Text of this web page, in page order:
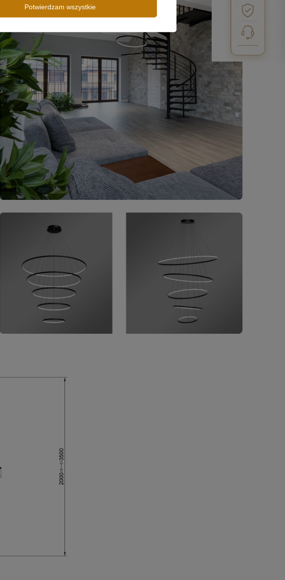
Potwierdzam wszystkie